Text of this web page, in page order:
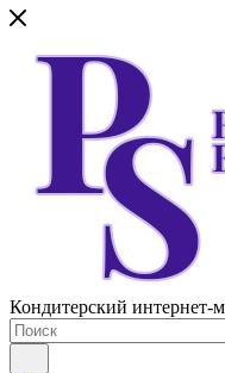
Кондитерский интернет-